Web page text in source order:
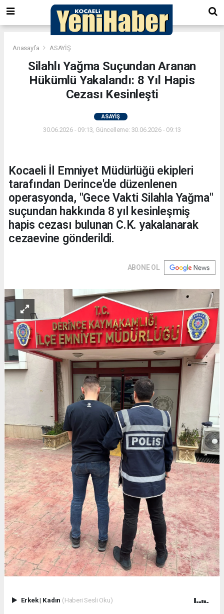
Anasayfa ASAYİŞ
Silahlı Yağma Suçundan Aranan
Hükümlü Yakalandı: 8 Yıl Hapis
Cezası Kesinleşti
ASAYİŞ
30.06.2026 - 09:13, Güncelleme: 30.06.2026 - 09:13
Kocaeli İl Emniyet Müdürlüğü ekipleri
tarafından Derince'de düzenlenen
operasyonda, "Gece Vakti Silahla Yağma"
suçundan hakkında 8 yıl kesinleşmiş
hapis cezası bulunan C.K. yakalanarak
cezaevine gönderildi.
ABONE OL
Erkek| Kadın (Haberi Sesli Oku)